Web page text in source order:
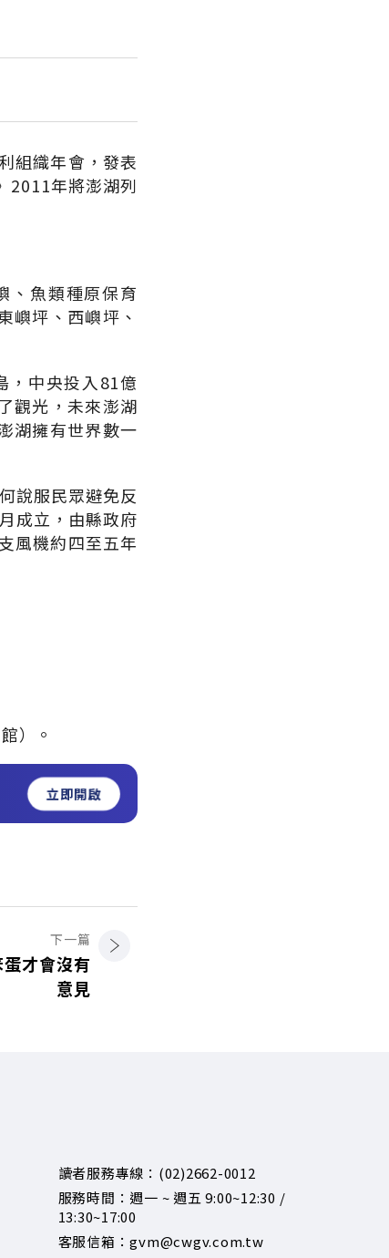
組織年會，發表
2011年將澎湖列
、魚類種原保育
嶼坪、西嶼坪、
，中央投入81億
觀光，未來澎湖
湖擁有世界數一
說服民眾避免反
成立，由縣政府
風機約四至五年
）。
立即開啟
下一篇
才會沒有
意見
讀者服務專線：(02)2662-0012
服務時間：週一 ~ 週五 9:00~12:30 /
13:30~17:00
客服信箱：gvm@cwgv.com.tw